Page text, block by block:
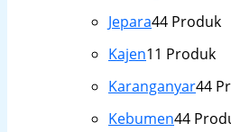
Jepara44 Produk
Kajen11 Produk
Karanganyar44
Kebumen44